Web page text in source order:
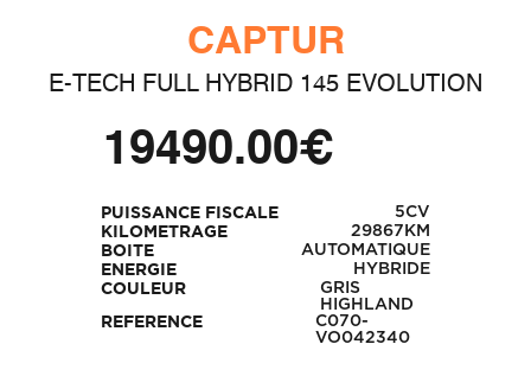
CAPTUR
E-TECH FULL HYBRID 145 EVOLUTION
19490.00€
PUISSANCE FISCALE 5CV
KILOMETRAGE 29867KM
BOITE AUTOMATIQUE
ENERGIE HYBRIDE
COULEUR
GRIS
HIGHLAND
REFERENCE
C070-
VO042340